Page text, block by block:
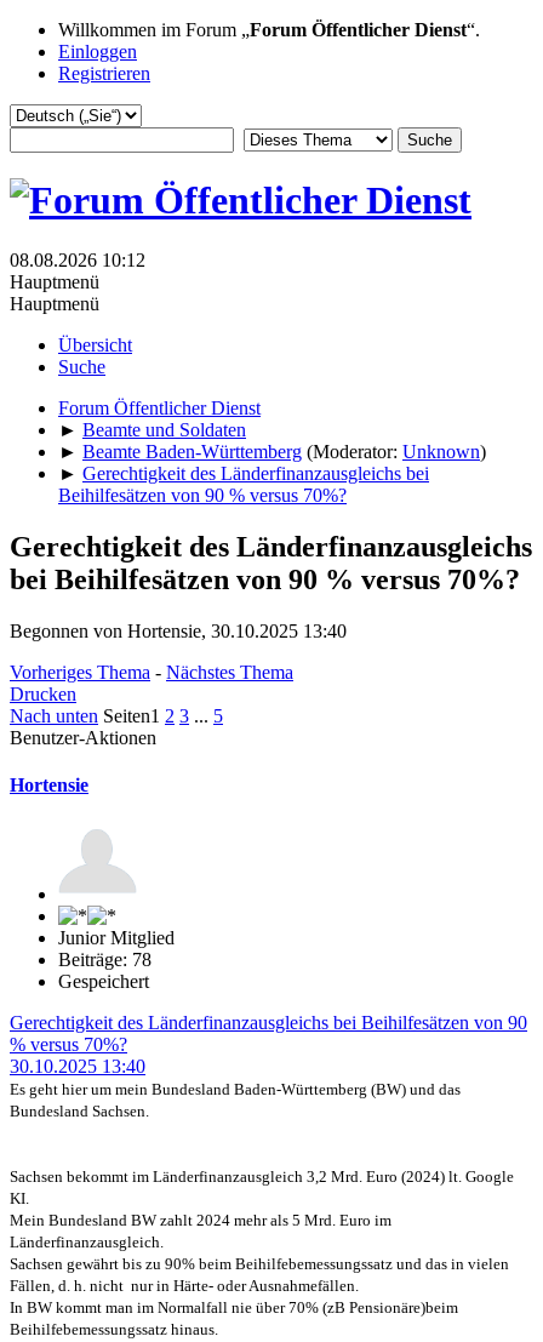
Willkommen im Forum „Forum Öffentlicher Dienst“.
Einloggen
Registrieren
08.08.2026 10:12
Hauptmenü
Hauptmenü
Übersicht
Suche
Forum Öffentlicher Dienst
► Beamte und Soldaten
► Beamte Baden-Württemberg (Moderator: Unknown)
► Gerechtigkeit des Länderfinanzausgleichs bei
Beihilfesätzen von 90 % versus 70%?
Gerechtigkeit des Länderfinanzausgleichs
bei Beihilfesätzen von 90 % versus 70%?
Begonnen von Hortensie, 30.10.2025 13:40
Vorheriges Thema - Nächstes Thema
Drucken
Nach unten Seiten1 2 3 ... 5
Benutzer-Aktionen
Hortensie
Junior Mitglied
Beiträge: 78
Gespeichert
Gerechtigkeit des Länderfinanzausgleichs bei Beihilfesätzen von 90
% versus 70%?
30.10.2025 13:40
Es geht hier um mein Bundesland Baden-Württemberg (BW) und das
Bundesland Sachsen.
Sachsen bekommt im Länderfinanzausgleich 3,2 Mrd. Euro (2024) lt. Google
KI.
Mein Bundesland BW zahlt 2024 mehr als 5 Mrd. Euro im
Länderfinanzausgleich.
Sachsen gewährt bis zu 90% beim Beihilfebemessungssatz und das in vielen
Fällen, d. h. nicht nur in Härte- oder Ausnahmefällen.
In BW kommt man im Normalfall nie über 70% (zB Pensionäre)beim
Beihilfebemessungssatz hinaus.